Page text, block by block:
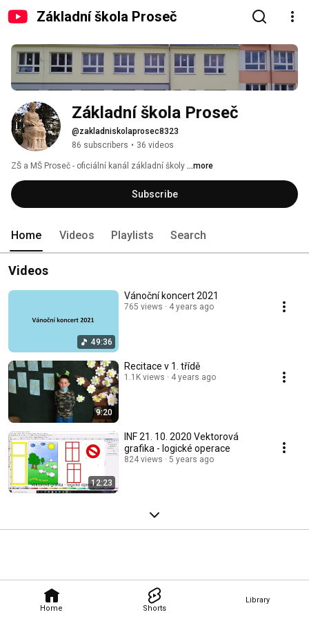
Základní škola Proseč
Home Shorts
Library
Základní škola Proseč
@zakladniskolaprosec8323
86 subscribers • 36 videos
ZŠ a MŠ Proseč - oficiální kanál základní školy ...more
Subscribe
Home Videos Playlists Search
Videos
49:36
Vánoční koncert 2021
765 views 4 years ago
9:20
Recitace v 1. třídě
1.1K views 4 years ago
12:23
INF 21. 10. 2020 Vektorová
grafika - logické operace
824 views 5 years ago